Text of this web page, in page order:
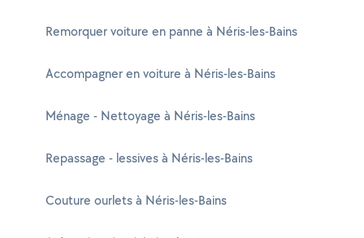
Remorquer voiture en panne à Néris-les-Bains
Accompagner en voiture à Néris-les-Bains
Ménage - Nettoyage à Néris-les-Bains
Repassage - lessives à Néris-les-Bains
Couture ourlets à Néris-les-Bains